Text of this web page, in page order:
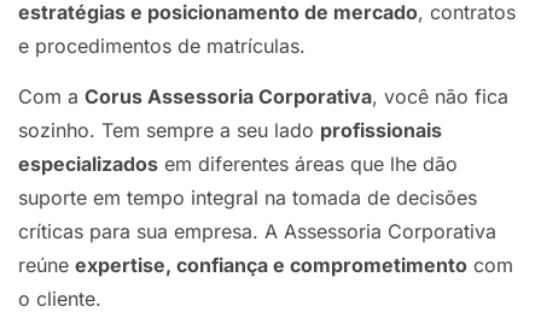
estratégias e posicionamento de mercado, contratos
e procedimentos de matrículas.
Com a Corus Assessoria Corporativa, você não fica
sozinho. Tem sempre a seu lado profissionais
especializados em diferentes áreas que lhe dão
suporte em tempo integral na tomada de decisões
críticas para sua empresa. A Assessoria Corporativa
reúne expertise, confiança e comprometimento com
o cliente.